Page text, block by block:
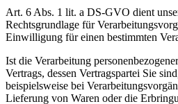
Art. 6 Abs. 1 lit. a DS-GVO dient
Rechtsgrundlage für
Einwilligung für einen bestimmten
Ist die Verarbeitung
Vertrags, dessen Vertragspartei Sie
beispielsweise bei
Lieferung von Waren oder die